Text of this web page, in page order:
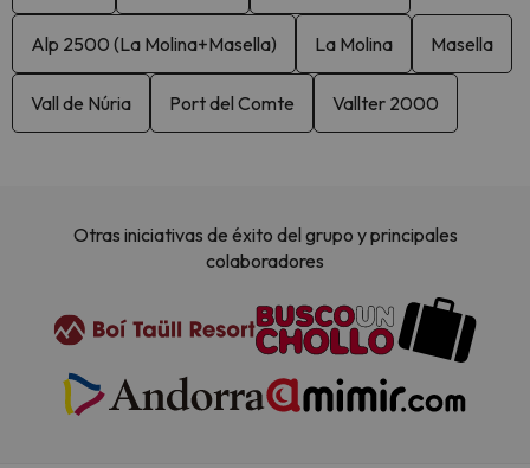
Alp 2500 (La Molina+Masella) La Molina Masella
Vall de Núria Port del Comte Vallter 2000
Otras iniciativas de éxito del grupo y principales
colaboradores